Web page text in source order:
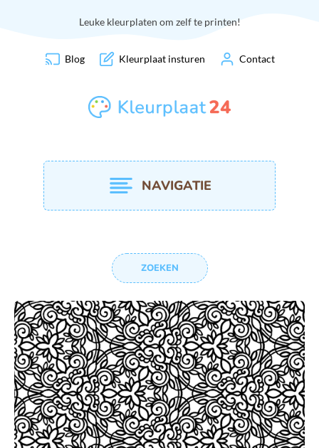
Leuke kleurplaten om zelf te printen!
Blog Kleurplaat insturen Contact
NAVIGATIE
ZOEKEN